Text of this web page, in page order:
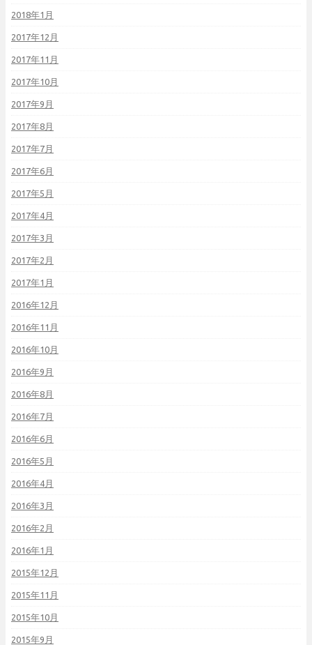
2018年1月
2017年12月
2017年11月
2017年10月
2017年9月
2017年8月
2017年7月
2017年6月
2017年5月
2017年4月
2017年3月
2017年2月
2017年1月
2016年12月
2016年11月
2016年10月
2016年9月
2016年8月
2016年7月
2016年6月
2016年5月
2016年4月
2016年3月
2016年2月
2016年1月
2015年12月
2015年11月
2015年10月
2015年9月